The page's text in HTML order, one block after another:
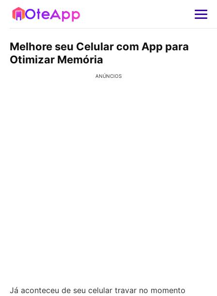
Melhore seu Celular com App para
Otimizar Memória
ANÚNCIOS
Já aconteceu de seu celular travar no momento